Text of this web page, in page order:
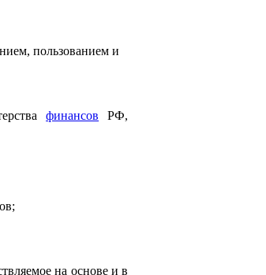
пользованием и
финансов РФ,
на основе и в